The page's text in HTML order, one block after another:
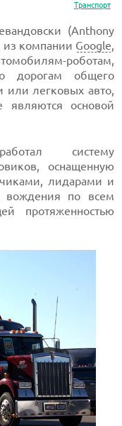
Транспорт
(Anthony
из компании Google,
роботам,
дорогам общего
или легковых авто,
являются основой
систему
оснащенную
лидарами и
вождения по всем
протяженностью